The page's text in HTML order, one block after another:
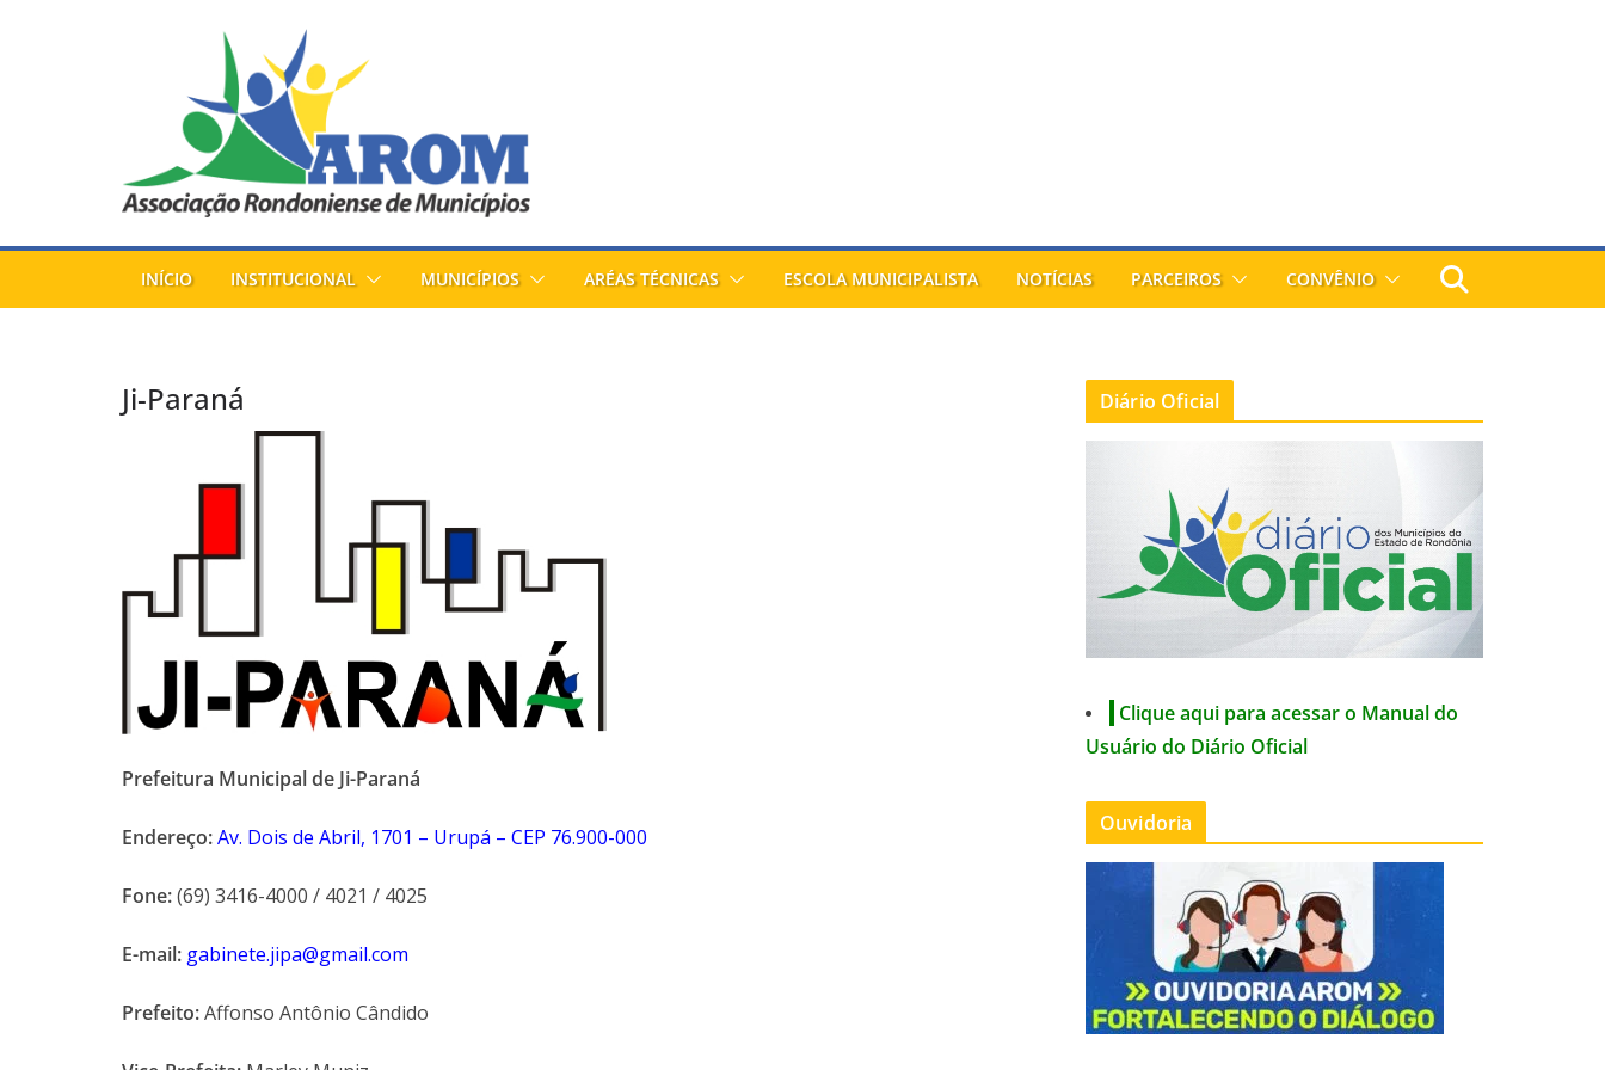
INÍCIO INSTITUCIONAL MUNICÍPIOS ARÉAS TÉCNICAS ESCOLA MUNICIPALISTA NOTÍCIAS PARCEIROS CONVÊNIO
Ji-Paraná
Prefeitura Municipal de Ji-Paraná
Endereço:Av. Dois de Abril, 1701 – Urupá – CEP 76.900-000
Fone:(69) 3416-4000 / 4021 / 4025
E-mail: gabinete.jipa@gmail.com
Prefeito:Affonso Antônio Cândido
Diário Oficial
Clique aqui para acessar o Manual do
Usuário do Diário Oficial
Ouvidoria